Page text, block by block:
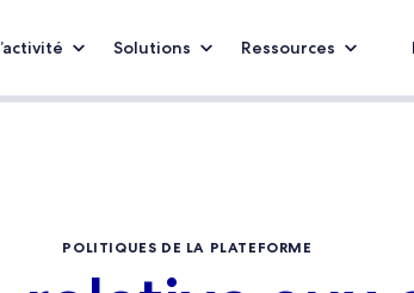
Solutions Ressources
POLITIQUES DE LA PLATEFORME